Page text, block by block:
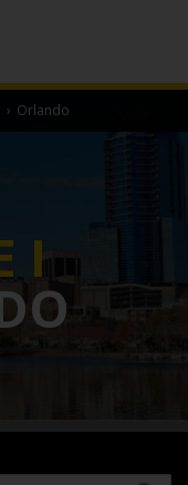
› Orlando
I